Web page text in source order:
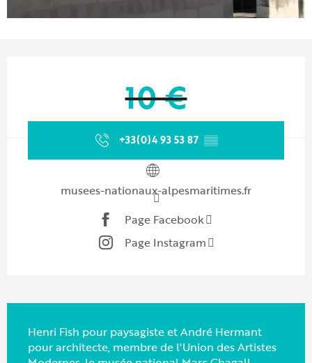
10 €
+33(0)4 93 53 87 ▒▒
musees-nationaux-alpesmaritimes.fr
Page Facebook
Page Instagram
Henri Fish pour paysagiste et André Hermant
pour architecte, membre de l'Union des Artistes